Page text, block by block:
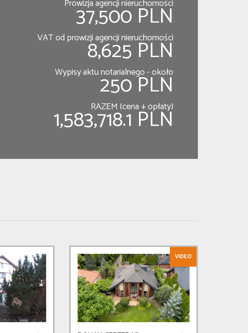
Prowizja agencji nieruchomości
37,500 PLN
VAT od prowizji agencji nieruchomości
8,625 PLN
Wypisy aktu notarialnego - około
250 PLN
RAZEM (cena + opłaty)
1,583,718.1 PLN
VIDEO